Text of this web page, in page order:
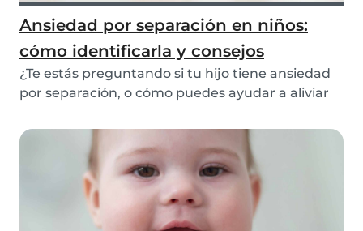
Ansiedad por separación en niños:
cómo identificarla y consejos
¿Te estás preguntando si tu hijo tiene ansiedad
por separación, o cómo puedes ayudar a aliviar